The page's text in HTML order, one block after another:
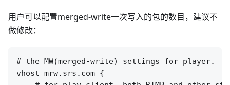
用户可以配置merged-write一次写入的包的数目，建议不
做修改：
# the MW(merged-write) settings for player.
vhost mrw.srs.com {